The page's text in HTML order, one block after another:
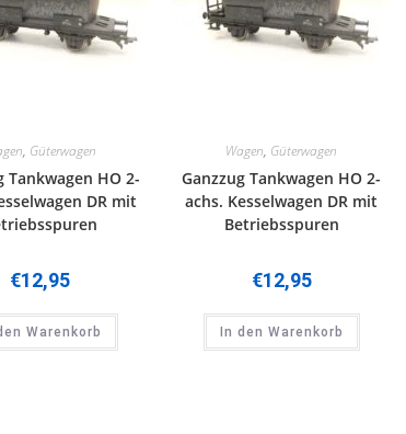
, Güterwagen
Tankwagen HO 2-
DR mit
€12,95
Warenkorb
Wagen, Güterwagen
Ganzzug Tankwagen HO 2-
achs. Kesselwagen DR mit
Betriebsspuren
€12,95
In den Warenkorb